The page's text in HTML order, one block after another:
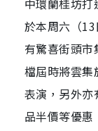
中環蘭桂坊
於本周六（
有驚喜街頭
檔屆時將雲
表演，另外
品半價等優惠